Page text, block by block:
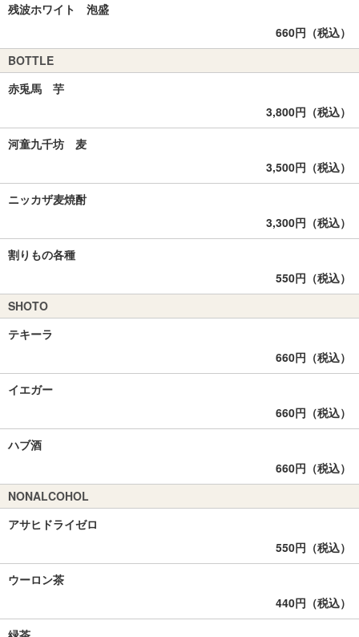
残波ホワイト 泡盛
660円（税込）
BOTTLE
赤兎馬 芋
3,800円（税込）
河童九千坊 麦
3,500円（税込）
ニッカザ麦焼酎
3,300円（税込）
割りもの各種
550円（税込）
SHOTO
テキーラ
660円（税込）
イエガー
660円（税込）
ハブ酒
660円（税込）
NONALCOHOL
アサヒドライゼロ
550円（税込）
ウーロン茶
440円（税込）